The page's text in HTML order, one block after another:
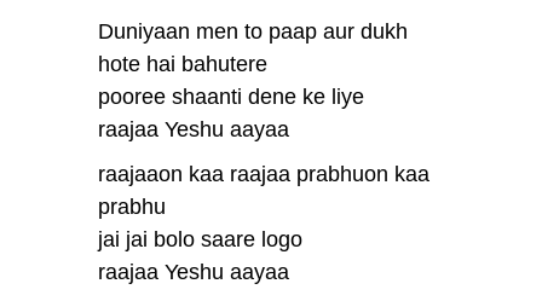
Duniyaan men to paap aur dukh
hote hai bahutere
pooree shaanti dene ke liye
raajaa Yeshu aayaa
raajaaon kaa raajaa prabhuon kaa
prabhu
jai jai bolo saare logo
raajaa Yeshu aayaa